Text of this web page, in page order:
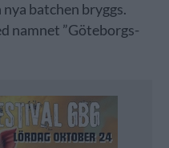
batchen bryggs.
namnet ”Göteborgs-